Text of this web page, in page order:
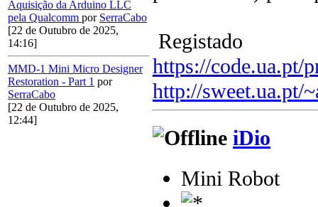
Aquisição da Arduino LLC
pela Qualcomm por SerraCabo
[22 de Outubro de 2025,
14:16]
MMD-1 Mini Micro Designer
Restoration - Part 1 por
SerraCabo
[22 de Outubro de 2025,
12:44]
Registado
https://code.ua.pt/
http://sweet.ua.pt/
iDio
Mini Robot